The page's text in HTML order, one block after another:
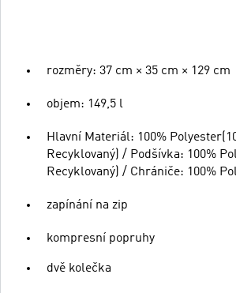
rozměry: 37 cm × 35 cm × 129 cm
objem: 149,5 l
Hlavní Materiál: 100%
Recyklovaný) / Podšívka: 100%
Recyklovaný) / Chrániče: 100%
zapínání na zip
kompresní popruhy
dvě kolečka